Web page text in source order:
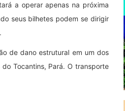
a operar apenas na próxima
seus bilhetes podem se dirigir
de dano estrutural em um dos
Tocantins, Pará. O transporte